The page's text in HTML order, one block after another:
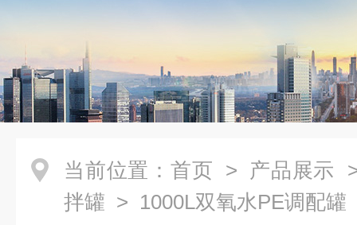
当前位置： 首页 > 产品展示
拌罐 > 1000L双氧水PE调配罐